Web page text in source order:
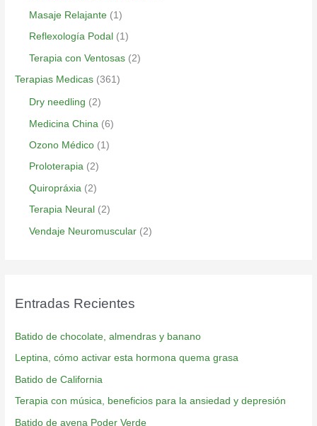
Masaje Relajante (1)
Reflexología Podal (1)
Terapia con Ventosas (2)
Terapias Medicas (361)
Dry needling (2)
Medicina China (6)
Ozono Médico (1)
Proloterapia (2)
Quiropráxia (2)
Terapia Neural (2)
Vendaje Neuromuscular (2)
Entradas Recientes
Batido de chocolate, almendras y banano
Leptina, cómo activar esta hormona quema grasa
Batido de California
Terapia con música, beneficios para la ansiedad y depresión
Batido de avena Poder Verde